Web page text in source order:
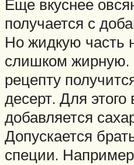
Еще вкуснее
получается с
Но жидкую часть
слишком жирную.
рецепту
десерт. Для этого
добавляется
Допускается
специи.